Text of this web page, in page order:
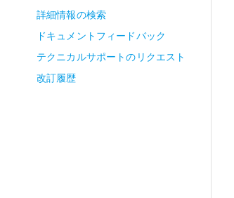
詳細情報の検索
ドキュメントフィードバック
テクニカルサポートのリクエスト
改訂履歴